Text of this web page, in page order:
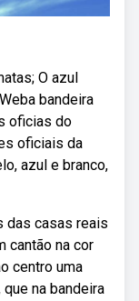
O azul
bandeira
oficias do
oficiais da
azul e branco,
das casas reais
cantão na cor
centro uma
na bandeira